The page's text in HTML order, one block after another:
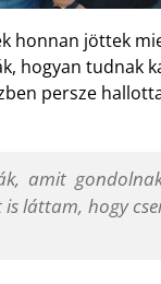
honnan jöttek
hogyan tudnak
persze
amit
láttam, hogy